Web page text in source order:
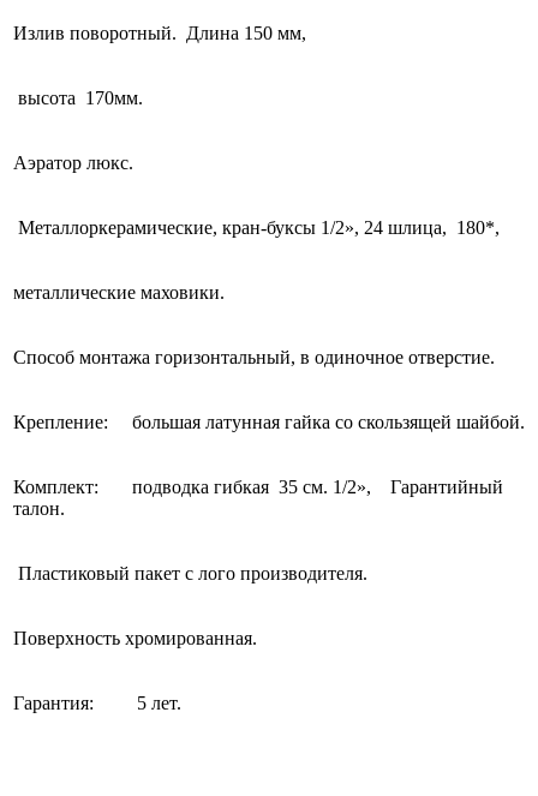
Излив поворотный. Длина 150 мм,
высота 170мм.
Аэратор люкс.
Металлоркерамические, кран-буксы 1/2», 24 шлица, 180*,
металлические маховики.
Способ монтажа горизонтальный, в одиночное отверстие.
Крепление: большая латунная гайка со скользящей шайбой.
Комплект: подводка гибкая 35 см. 1/2», Гарантийный
талон.
Пластиковый пакет с лого производителя.
Поверхность хромированная.
Гарантия: 5 лет.